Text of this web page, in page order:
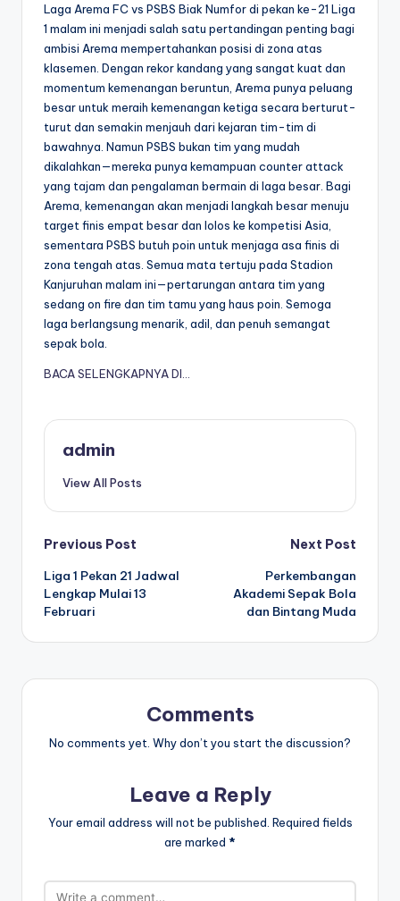
Laga Arema FC vs PSBS Biak Numfor di pekan ke-21 Liga
1 malam ini menjadi salah satu pertandingan penting bagi
ambisi Arema mempertahankan posisi di zona atas
klasemen. Dengan rekor kandang yang sangat kuat dan
momentum kemenangan beruntun, Arema punya peluang
besar untuk meraih kemenangan ketiga secara berturut-
turut dan semakin menjauh dari kejaran tim-tim di
bawahnya. Namun PSBS bukan tim yang mudah
dikalahkan—mereka punya kemampuan counter attack
yang tajam dan pengalaman bermain di laga besar. Bagi
Arema, kemenangan akan menjadi langkah besar menuju
target finis empat besar dan lolos ke kompetisi Asia,
sementara PSBS butuh poin untuk menjaga asa finis di
zona tengah atas. Semua mata tertuju pada Stadion
Kanjuruhan malam ini—pertarungan antara tim yang
sedang on fire dan tim tamu yang haus poin. Semoga
laga berlangsung menarik, adil, dan penuh semangat
sepak bola.
BACA SELENGKAPNYA DI…
admin
View All Posts
Post
navigation
Previous Post
Liga 1 Pekan 21 Jadwal
Lengkap Mulai 13
Februari
Next Post
Perkembangan
Akademi Sepak Bola
dan Bintang Muda
Comments
No comments yet. Why don’t you start the discussion?
Leave a Reply
Your email address will not be published. Required fields
are marked *